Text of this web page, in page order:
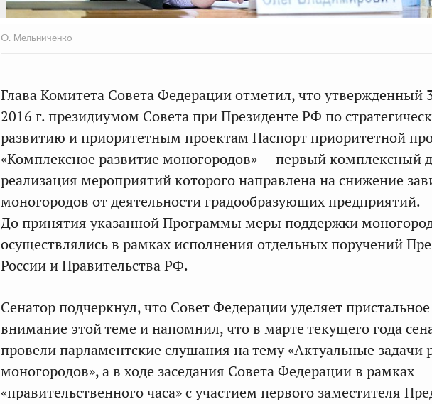
О. Мельниченко
Глава Комитета Совета Федерации отметил, что утвержденный
2016 г. президиумом Совета при Президенте РФ по
развитию и приоритетным проектам Паспорт приоритетной
«Комплексное развитие моногородов» — первый комплексный
реализация мероприятий которого направлена на снижение
моногородов от деятельности градообразующих предприятий.
До принятия указанной Программы меры поддержки
осуществлялись в рамках исполнения отдельных поручений
России и Правительства РФ.
Сенатор подчеркнул, что Совет Федерации уделяет пристальное
внимание этой теме и напомнил, что в марте текущего года
провели парламентские слушания на тему «Актуальные задачи
моногородов», а в ходе заседания Совета Федерации в рамках
«правительственного часа» с участием первого заместителя